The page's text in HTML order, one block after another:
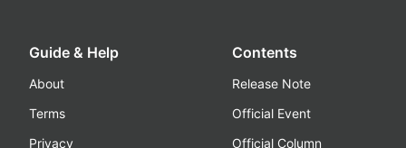
Guide & Help
About
Terms
Privacy
Contents
Release Note
Official Event
Official Column